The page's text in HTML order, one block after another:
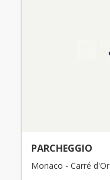
PARCHEGGIO
Monaco - Carré d'Or